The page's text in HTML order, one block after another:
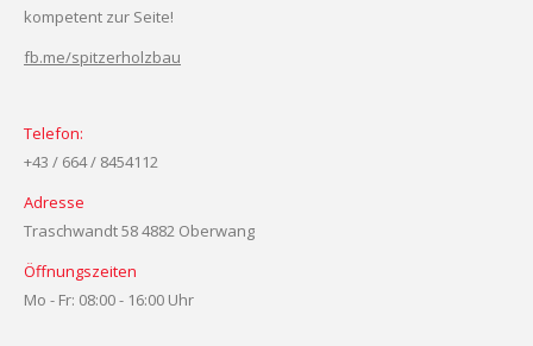
kompetent zur Seite!
fb.me/spitzerholzbau
Telefon:
+43 / 664 / 8454112
Adresse
Traschwandt 58 4882 Oberwang
Öffnungszeiten
Mo - Fr: 08:00 - 16:00 Uhr